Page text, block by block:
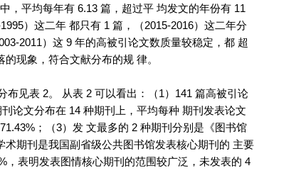
，平均每年有 6.13 篇，超过平 均发文的年份有 11
）这二年 都只有 1 篇，（2015-2016）这二年分
2011）这 9 年的高被引论文数质量较稳定，都 超
现象，符合文献分布的规 律。
见表 2。 从表 2 可以看出：（1）141 篇高被引论
论文分布在 14 种期刊上，平均每种 期刊发表论文
；（3）发 文最多的 2 种期刊分别是《图书馆
期刊是我国副省级公共图书馆发表核心期刊的 主要
，表明发表图情核心期刊的范围较广泛，未发表的 4